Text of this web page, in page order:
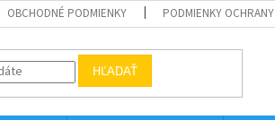
OBCHODNÉ PODMIENKY PODMIENKY OCHRANY
HĽADAŤ